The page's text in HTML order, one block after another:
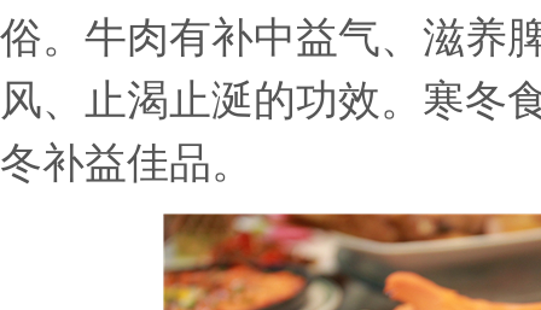
俗。牛肉有补中益气、滋养
风、止渴止涎的功效。寒冬
冬补益佳品。